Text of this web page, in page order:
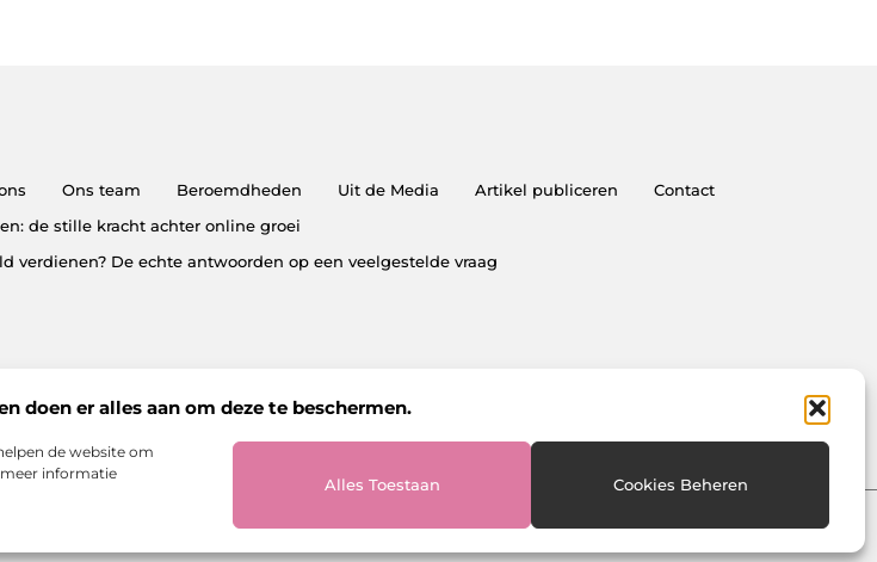
doen er alles aan om deze te beschermen.
de website om
informatie
Alles Toestaan Cookies Beheren
Ons team Beroemdheden Uit de Media Artikel publiceren
Contact
de stille kracht achter online groei
verdienen? De echte antwoorden op een veelgestelde vraag
Website index Cookiebeleid (EU)